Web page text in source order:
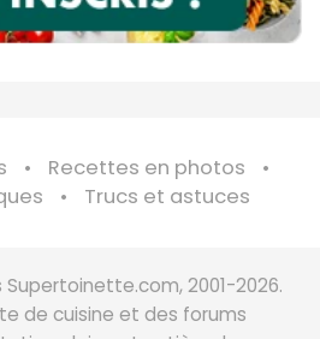
Recettes en photos
Trucs et astuces
2001-2026.
de cuisine et des forums